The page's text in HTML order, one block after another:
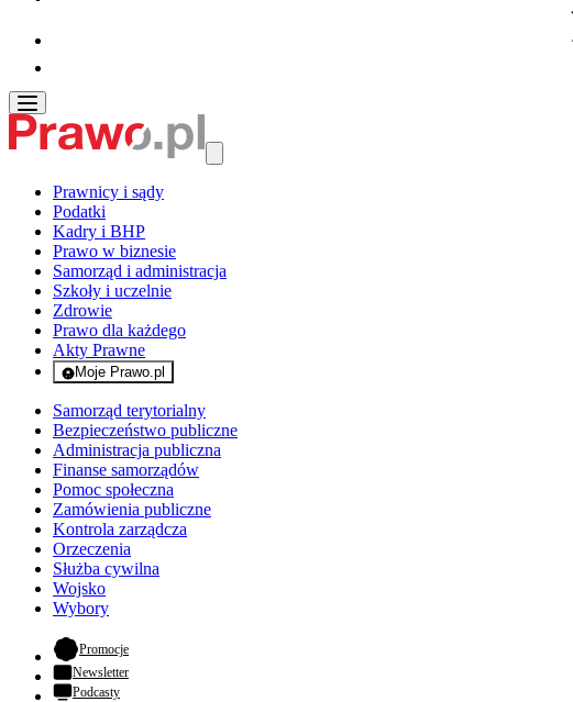
Prawnicy i sądy
Podatki
Kadry i BHP
Prawo w biznesie
Samorząd i administracja
Szkoły i uczelnie
Zdrowie
Prawo dla każdego
Akty Prawne
Moje Prawo.pl
- rejestracja i logowanie do serwisu
Samorząd terytorialny
Bezpieczeństwo publiczne
Administracja publiczna
Finanse samorządów
Pomoc społeczna
Zamówienia publiczne
Kontrola zarządcza
Orzeczenia
Służba cywilna
Wojsko
Wybory
Promocje- otwiera się w nowej karcie
Newsletter
Podcasty